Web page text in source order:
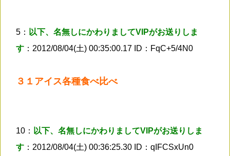
5： 以下、名無しにかわりましてVIPがお送りしま
す ：2012/08/04(土) 00:35:00.17 ID：FqC+5/4N0
３１アイス各種食べ比べ
10： 以下、名無しにかわりましてVIPがお送りしま
す ：2012/08/04(土) 00:36:25.30 ID：qIFCSxUn0